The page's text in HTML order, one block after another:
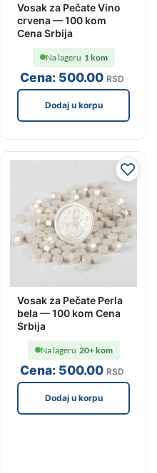
Vosak za Pečate Vino
crvena — 100 kom
Cena Srbija
Cena: 500.00 RSD
Na lageru 1 kom
Dodaj u korpu
Vosak za Pečate Perla
bela — 100 kom Cena
Srbija
Cena: 500.00 RSD
Na lageru 20+ kom
Dodaj u korpu